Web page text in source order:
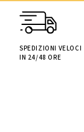
SPEDIZIONI VELOCI
IN 24/48 ORE